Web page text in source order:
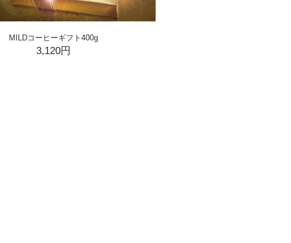
MILDコーヒーギフト400g
3,120円